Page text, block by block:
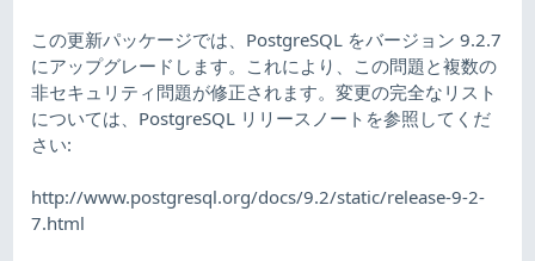
この更新パッケージでは、PostgreSQL をバージョン 9.2.7
にアップグレードします。これにより、この問題と複数の
非セキュリティ問題が修正されます。変更の完全なリスト
については、PostgreSQL リリースノートを参照してくだ
さい:
http://www.postgresql.org/docs/9.2/static/release-9-2-
7.html